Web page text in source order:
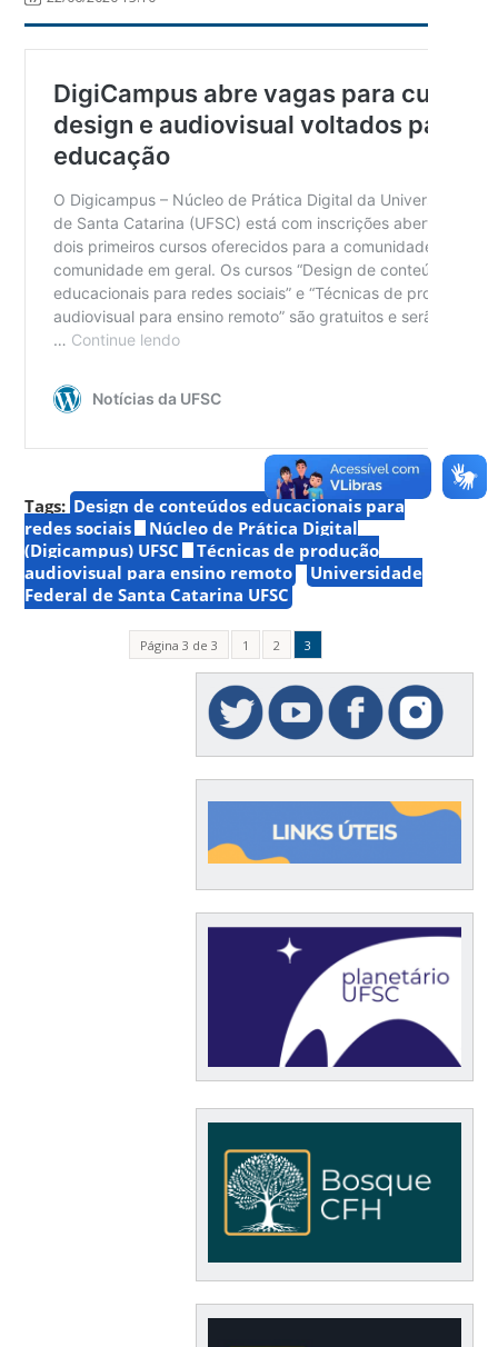
Tags: Design de conteúdos educacionais para
redes sociais
Núcleo de Prática Digital
(Digicampus) UFSC
Técnicas de produção
audiovisual para ensino remoto
Universidade
Federal de Santa Catarina UFSC
Página 3 de 3 1 2 3